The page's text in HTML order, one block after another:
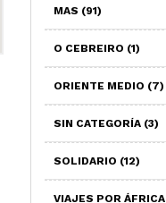
MAS (91)
O CEBREIRO (1)
ORIENTE MEDIO (7)
SIN CATEGORÍA (3)
SOLIDARIO (12)
VIAJES POR ÁFRICA